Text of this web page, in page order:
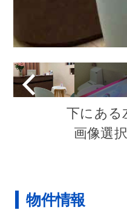
下にある
画像選
物件情報